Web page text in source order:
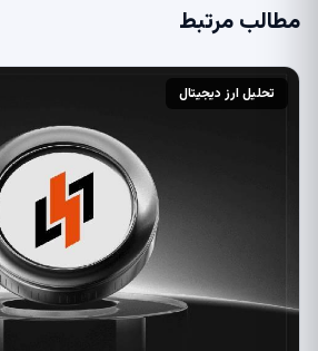
مطالب مرتبط
تحلیل ارز دیجیتال